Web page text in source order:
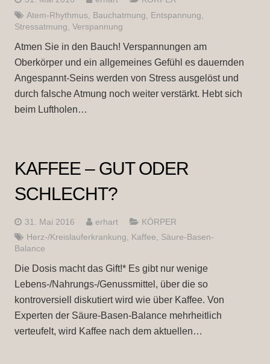
Atem-Rhythmus, Bauchatmung Entspannung
Stressatmung Verspannung
Atmen Sie in den Bauch! Verspannungen am
Oberkörper und ein allgemeines Gefühl es dauernden
Angespannt-Seins werden von Stress ausgelöst und
durch falsche Atmung noch weiter verstärkt. Hebt sich
beim Luftholen…
KAFFEE – GUT ODER
SCHLECHT?
31. Mai 2016 erhart
KÖRPER
Herz-/Kreislauferkrankung
Kaffee
Säure-Basen-
Balance
Die Dosis macht das Gift!* Es gibt nur wenige
Lebens-/Nahrungs-/Genussmittel, über die so
kontroversiell diskutiert wird wie über Kaffee. Von
Experten der Säure-Basen-Balance mehrheitlich
verteufelt, wird Kaffee nach dem aktuellen…